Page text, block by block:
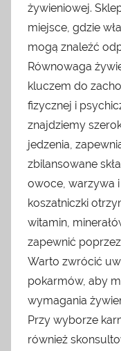
żywieniowej.
miejsce, gdzie
mogą znaleźć
Równowaga
kluczem do
fizycznej i
znajdziemy
jedzenia,
zbilansowane
owoce, warzywa i
koszatniczki
witamin,
zapewnić
Warto zwrócić
pokarmów, aby
wymagania
Przy wyborze
również